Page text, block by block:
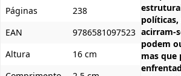
Páginas
238
EAN
9786581097523
Altura
16 cm
políticas,
acirram-
podem
mas que